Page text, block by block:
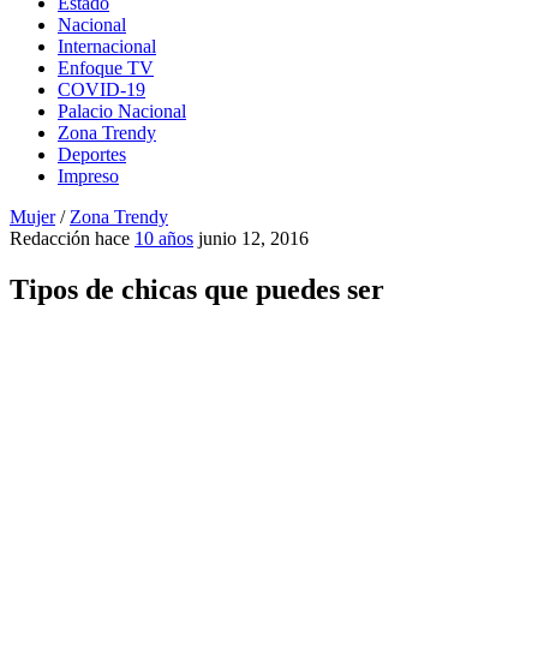
Nacional
Internacional
Enfoque TV
COVID-19
Palacio Nacional
Zona Trendy
Deportes
Impreso
Mujer/Zona Trendy
Redacción hace 10 años junio 12, 2016
Tipos de chicas que puedes ser